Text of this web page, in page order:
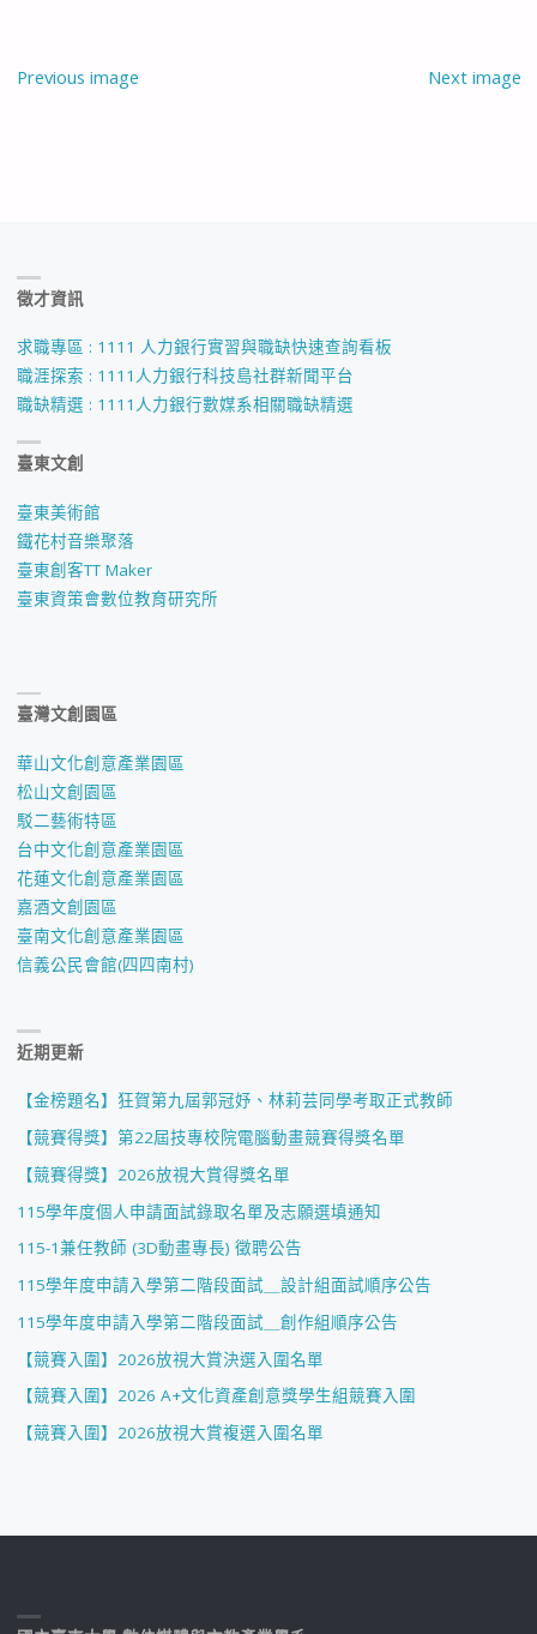
Previous image Next image
徵才資訊
求職專區 : 1111 人力銀行實習與職缺快速查詢看板
職涯探索 : 1111人力銀行科技島社群新聞平台
職缺精選 : 1111人力銀行數媒系相關職缺精選
臺東文創
臺東美術館
鐵花村音樂聚落
臺東創客TT Maker
臺東資策會數位教育研究所
臺灣文創園區
華山文化創意產業園區
松山文創園區
駁二藝術特區
台中文化創意產業園區
花蓮文化創意產業園區
嘉酒文創園區
臺南文化創意產業園區
信義公民會館(四四南村)
近期更新
【金榜題名】狂賀第九屆郭冠妤、林莉芸同學考取正式教師
【競賽得獎】第22屆技專校院電腦動畫競賽得獎名單
【競賽得獎】2026放視大賞得獎名單
115學年度個人申請面試錄取名單及志願選填通知
115-1兼任教師 (3D動畫專長) 徵聘公告
115學年度申請入學第二階段面試＿設計組面試順序公告
115學年度申請入學第二階段面試＿創作組順序公告
【競賽入圍】2026放視大賞決選入圍名單
【競賽入圍】2026 A+文化資產創意獎學生組競賽入圍
【競賽入圍】2026放視大賞複選入圍名單